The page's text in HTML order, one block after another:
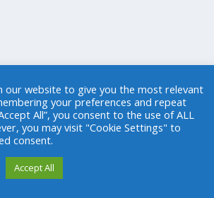
our website to give you the most relevant
your preferences and repeat
All”, you consent to the use of ALL
you may visit "Cookie Settings" to
consent.
Accept All